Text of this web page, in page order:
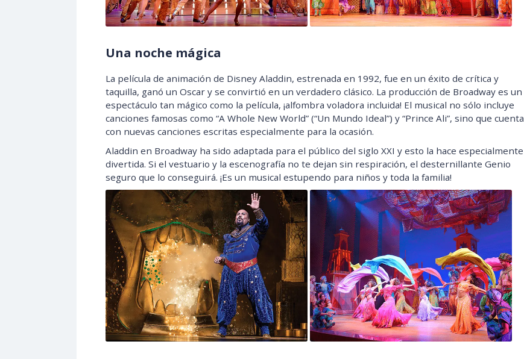
Una noche mágica
La película de animación de Disney Aladdin, estrenada en 1992, fue en un éxito de crítica y
taquilla, ganó un Oscar y se convirtió en un verdadero clásico. La producción de Broadway es un
espectáculo tan mágico como la película, ¡alfombra voladora incluida! El musical no sólo incluye
canciones famosas como “A Whole New World” (“Un Mundo Ideal”) y “Prince Ali”, sino que cuenta
con nuevas canciones escritas especialmente para la ocasión.
Aladdin en Broadway ha sido adaptada para el público del siglo XXI y esto la hace especialmente
divertida. Si el vestuario y la escenografía no te dejan sin respiración, el desternillante Genio
seguro que lo conseguirá. ¡Es un musical estupendo para niños y toda la familia!